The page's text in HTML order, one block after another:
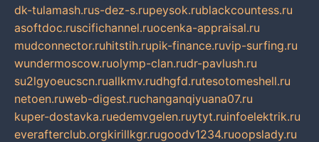
dk-tulamash.rus-dez-s.rupeysok.rublackcountess.ru
asoftdoc.ruscifichannel.ruocenka-appraisal.ru
mudconnector.ruhitstih.rupik-finance.ruvip-surfing.ru
wundermoscow.ruolymp-clan.rudr-pavlush.ru
su2lgyoeucscn.ruallkmv.rudhgfd.rutesotomeshell.ru
netoen.ruweb-digest.ruchanganqiyuana07.ru
kuper-dostavka.ruedemvgelen.ruytyt.ruinfoelektrik.ru
everafterclub.orgkirillkgr.rugoodv1234.ruoopslady.ru